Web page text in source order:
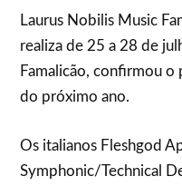
Laurus Nobilis Music
realiza de 25 a 28 de
Famalicão, confirmou
do próximo ano.
Os italianos Fleshgod
Symphonic/Technical